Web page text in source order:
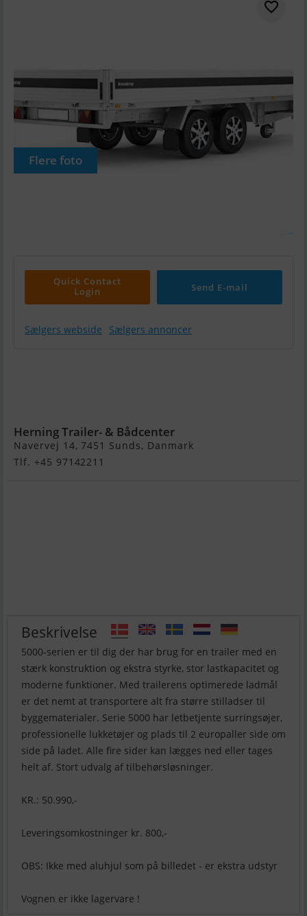
Flere foto
Quick Contact
Login
Send E-mail
Sælgers webside Sælgers annoncer
Herning Trailer- & Bådcenter
Navervej 14, 7451 Sunds, Danmark
Tlf. +45 97142211
Beskrivelse
5000-serien er til dig der har brug for en trailer med en
stærk konstruktion og ekstra styrke, stor lastkapacitet og
moderne funktioner. Med trailerens optimerede ladmål
er det nemt at transportere alt fra større stilladser til
byggematerialer. Serie 5000 har letbetjente surringsøjer,
professionelle lukketøjer og plads til 2 europaller side om
side på ladet. Alle fire sider kan lægges ned eller tages
helt af. Stort udvalg af tilbehørsløsninger.
KR.: 50.990,-
Leveringsomkostninger kr. 800,-
OBS: Ikke med aluhjul som på billedet - er ekstra udstyr
Vognen er ikke lagervare !